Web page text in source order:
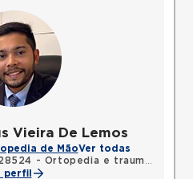
Vieira De Lemos
de MãoVer todas
- Ortopedia e traumatologia
perfil